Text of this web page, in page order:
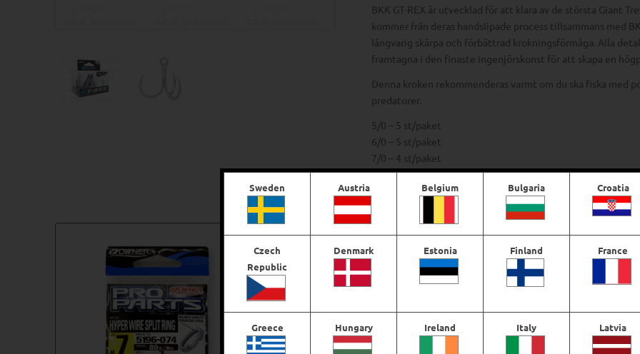
BKK GT-REX är utvecklad för att klara av de största Giant
kommer från deras handslipade process tillsammans med
långvarig skärpa och förbättrad krokningsförmåga. Alla
framtagna i den finaste ingenjörskonst för att skapa en
Denna kroken rekommenderas varmt om du ska fiska med
predatorer.
5/0 – 5 st/paket
6/0 – 5 st/paket
7/0 – 4 st/paket
Sweden Austria Belgium Bulgaria Croatia
Czech
Republic
Denmark Estonia Finland France
Greece Hungary Ireland Italy Latvia